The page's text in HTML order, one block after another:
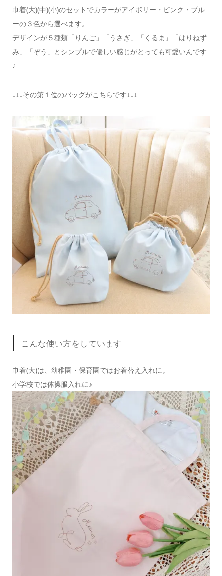
巾着(大)(中)(小)のセットでカラーがアイボリー・ピンク・ブル
ーの３色から選べます。
デザインが５種類「りんご」「うさぎ」「くるま」「はりねず
み」「ぞう」とシンプルで優しい感じがとっても可愛いんです
♪
↓↓↓その第１位のバッグがこちらです↓↓↓
こんな使い方をしています
巾着(大)は、幼稚園・保育園ではお着替え入れに。
小学校では体操服入れに♪